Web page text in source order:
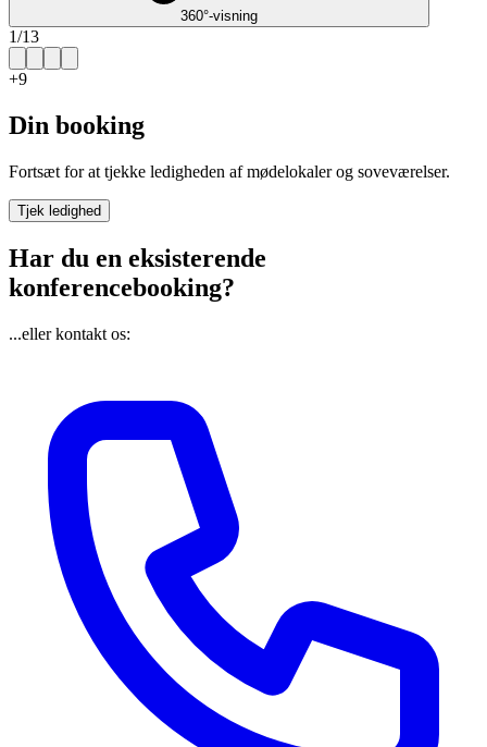
360°-visning
1/13
+9
Din booking
Fortsæt for at tjekke ledigheden af mødelokaler og soveværelser.
Tjek ledighed
Har du en eksisterende
konferencebooking?
...eller kontakt os: